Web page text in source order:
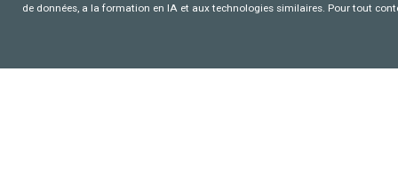
de données, a la formation en IA et aux technologies similaires. Pour tout